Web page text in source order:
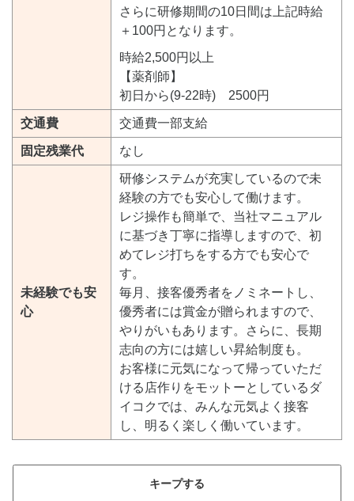
さらに研修期間の10日間は上記時給
＋100円となります。
時給2,500円以上
【薬剤師】
初日から(9-22時) 2500円
交通費 交通費一部支給
固定残業代 なし
未経験でも安
心
研修システムが充実しているので未
経験の方でも安心して働けます。
レジ操作も簡単で、当社マニュアル
に基づき丁寧に指導しますので、初
めてレジ打ちをする方でも安心で
す。
毎月、接客優秀者をノミネートし、
優秀者には賞金が贈られますので、
やりがいもあります。さらに、長期
志向の方には嬉しい昇給制度も。
お客様に元気になって帰っていただ
ける店作りをモットーとしているダ
イコクでは、みんな元気よく接客
し、明るく楽しく働いています。
キープする